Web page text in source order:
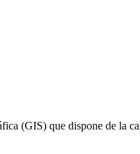
(GIS) que dispone de la